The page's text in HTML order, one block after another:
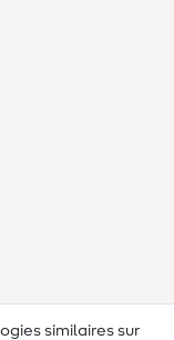
similaires sur